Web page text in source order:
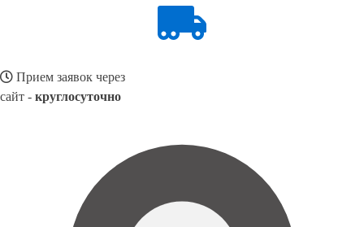
Прием заявок через
сайт - круглосуточно